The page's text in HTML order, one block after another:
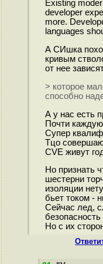
Existing
developer
more.
languages
А СИшка
кривым
от нее
> которое
способно
А у нас есть
Почти
Супер
Тцо
CVE живут
Но признать
шестерни
изоляции
бьет током -
Сейчас лед,
Но с их